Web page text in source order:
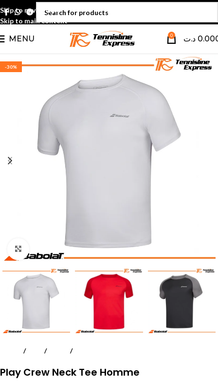
Skip to navigation
Skip to main content
MENU 0 د.ت
-30%
Click to enlarge
Padel Textile Hommes
Play Crew Neck Tee Homme